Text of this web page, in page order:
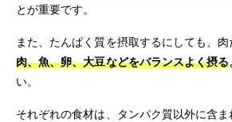
とが重要です。
また、たんぱく質を摂取するにしても、肉
肉、魚、卵、大豆などをバランスよく摂る
い。
それぞれの食材は、タンパク質以外に含